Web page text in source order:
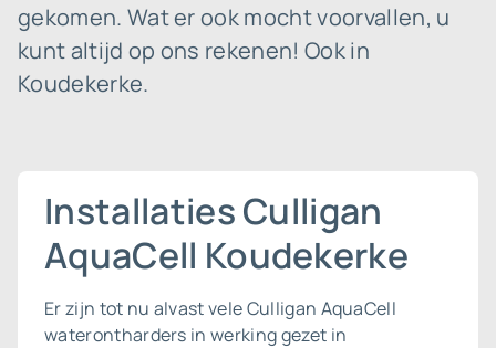
gekomen. Wat er ook mocht voorvallen, u
kunt altijd op ons rekenen! Ook in
Koudekerke.
Installaties Culligan
AquaCell Koudekerke
Er zijn tot nu alvast vele Culligan AquaCell
waterontharders in werking gezet in